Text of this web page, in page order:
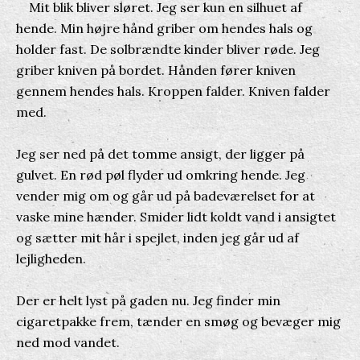
Mit blik bliver sløret. Jeg ser kun en silhuet af
hende. Min højre hånd griber om hendes hals og
holder fast. De solbrændte kinder bliver røde. Jeg
griber kniven på bordet. Hånden fører kniven
gennem hendes hals. Kroppen falder. Kniven falder
med.
Jeg ser ned på det tomme ansigt, der ligger på
gulvet. En rød pøl flyder ud omkring hende. Jeg
vender mig om og går ud på badeværelset for at
vaske mine hænder. Smider lidt koldt vand i ansigtet
og sætter mit hår i spejlet, inden jeg går ud af
lejligheden.
Der er helt lyst på gaden nu. Jeg finder min
cigaretpakke frem, tænder en smøg og bevæger mig
ned mod vandet.